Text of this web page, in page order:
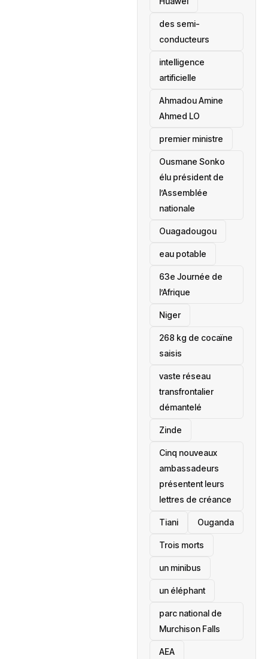
des semi-
conducteurs
intelligence
artificielle
Ahmadou Amine
Ahmed LO
premier ministre
Ousmane Sonko
élu président de
l’Assemblée
nationale
‎Ouagadougou
eau potable
63e Journée de
l’Afrique
‎Niger
268 kg de cocaïne
saisis
vaste réseau
transfrontalier
démantelé
Zinde
Cinq nouveaux
ambassadeurs
présentent leurs
lettres de créance
Tiani ‎Ouganda
Trois morts
un minibus
un éléphant
parc national de
Murchison Falls
AEA